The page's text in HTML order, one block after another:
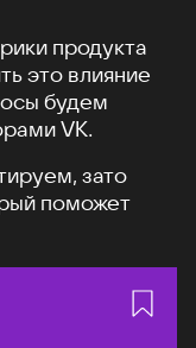
продукта
это влияние
будем
VK.
зато
поможет